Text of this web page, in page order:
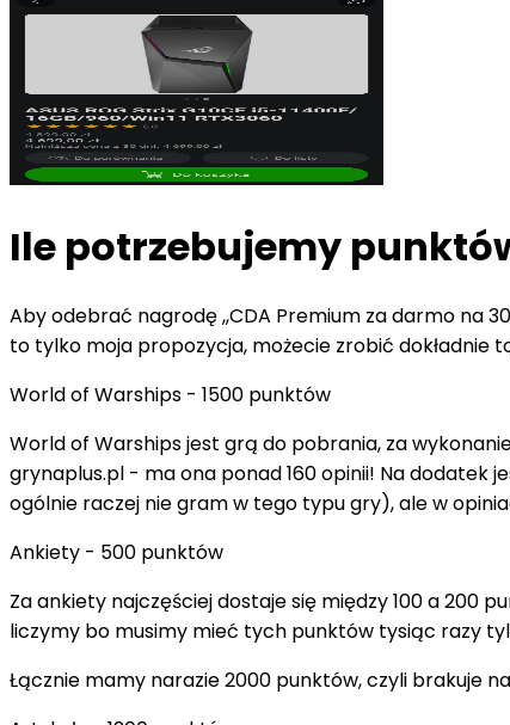
Ile potrzebujemy
Aby odebrać nagrodę ,,CDA Premium za darmo na
to tylko moja propozycja, możecie zrobić dokładnie
World of Warships - 1500 punktów
World of Warships jest grą do pobrania, za
grynaplus.pl - ma ona ponad 160 opinii! Na dodatek
ogólnie raczej nie gram w tego typu gry), ale w
Ankiety - 500 punktów
Za ankiety najczęściej dostaje się między 100 a 200
liczymy bo musimy mieć tych punktów tysiąc razy
Łącznie mamy narazie 2000 punktów, czyli brakuje